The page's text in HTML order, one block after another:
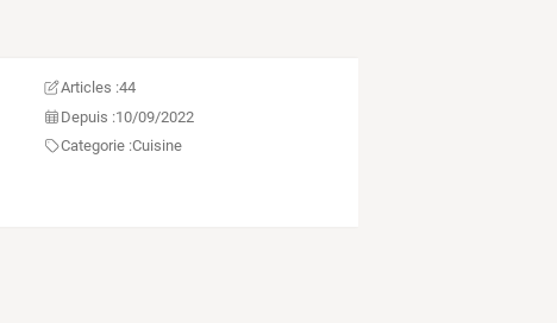
Articles :44
Depuis :10/09/2022
Categorie :Cuisine